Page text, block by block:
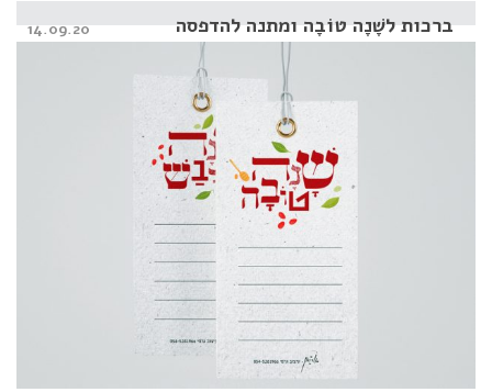
ברכות לשָׁנָה טוֹבָה ומתנה להדפסה Posted
on
14.09.20